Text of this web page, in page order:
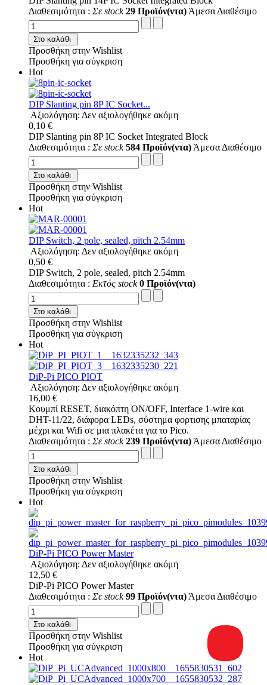
Διαθεσιμότητα : Σε stock 29 Προϊόν(ντα) Άμεσα Διαθέσιμο
Στο καλάθι
Προσθήκη στην Wishlist
Προσθήκη για σύγκριση
Hot
DIP Slanting pin 8P IC Socket...
Αξιολόγηση: Δεν αξιολογήθηκε ακόμη
0,10 €
DIP Slanting pin 8P IC Socket Integrated Block
Διαθεσιμότητα : Σε stock 584 Προϊόν(ντα) Άμεσα Διαθέσιμο
Στο καλάθι
Προσθήκη στην Wishlist
Προσθήκη για σύγκριση
Hot
DIP Switch, 2 pole, sealed, pitch 2.54mm
Αξιολόγηση: Δεν αξιολογήθηκε ακόμη
0,50 €
DIP Switch, 2 pole, sealed, pitch 2.54mm
Διαθεσιμότητα : Εκτός stock 0 Προϊόν(ντα)
Στο καλάθι
Προσθήκη στην Wishlist
Προσθήκη για σύγκριση
Hot
DiP-Pi PICO PIOT
Αξιολόγηση: Δεν αξιολογήθηκε ακόμη
16,00 €
Κουμπί RESET, διακόπτη ON/OFF, Interface 1-wire και
DHT-11/22, διάφορα LEDs, σύστημα φορτισης μπαταρίας
μέχρι και Wifi σε μια πλακέτα για το Pico.
Διαθεσιμότητα : Σε stock 239 Προϊόν(ντα) Άμεσα Διαθέσιμο
Στο καλάθι
Προσθήκη στην Wishlist
Προσθήκη για σύγκριση
Hot
DiP-Pi PICO Power Master
Αξιολόγηση: Δεν αξιολογήθηκε ακόμη
12,50 €
DiP-Pi PICO Power Master
Διαθεσιμότητα : Σε stock 99 Προϊόν(ντα) Άμεσα Διαθέσιμο
Στο καλάθι
Προσθήκη στην Wishlist
Προσθήκη για σύγκριση
Hot